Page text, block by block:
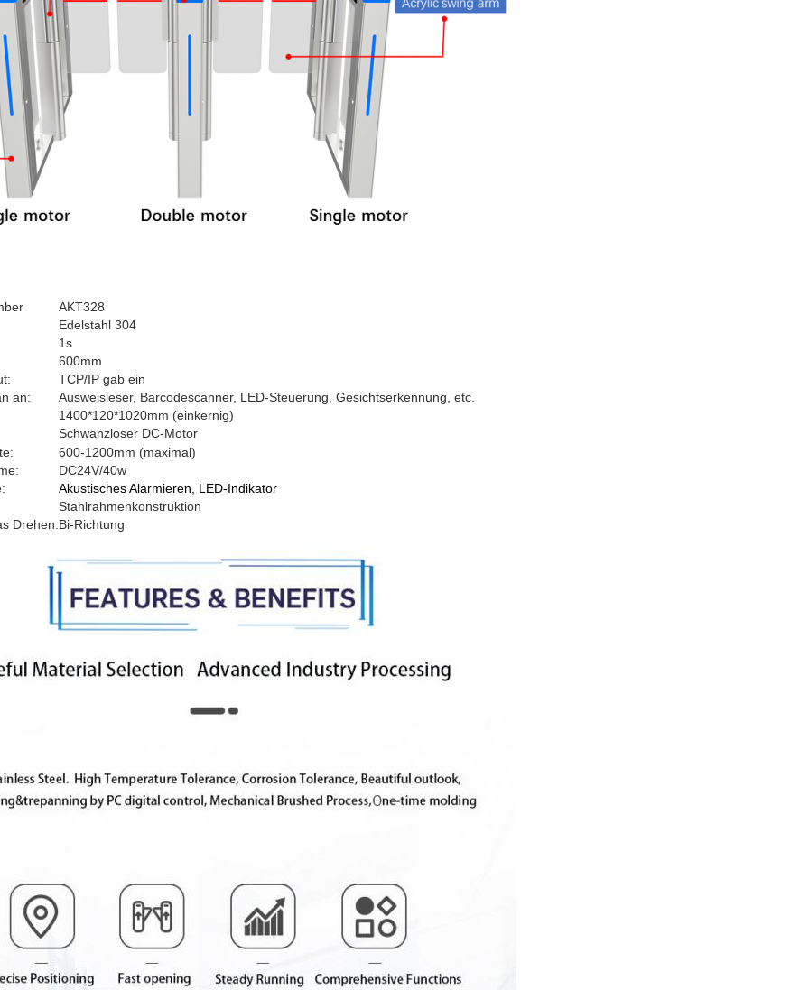
AKT328
Edelstahl 304
1s
600mm
TCP/IP gab ein
an:
Ausweisleser, Barcodescanner, LED-Steuerung, Gesichtserkennung, etc.
1400*120*1020mm (einkernig)
Schwanzloser DC-Motor
600-1200mm (maximal)
DC24V/40w
Akustisches Alarmieren, LED-Indikator
Stahlrahmenkonstruktion
Drehen:Bi-Richtung